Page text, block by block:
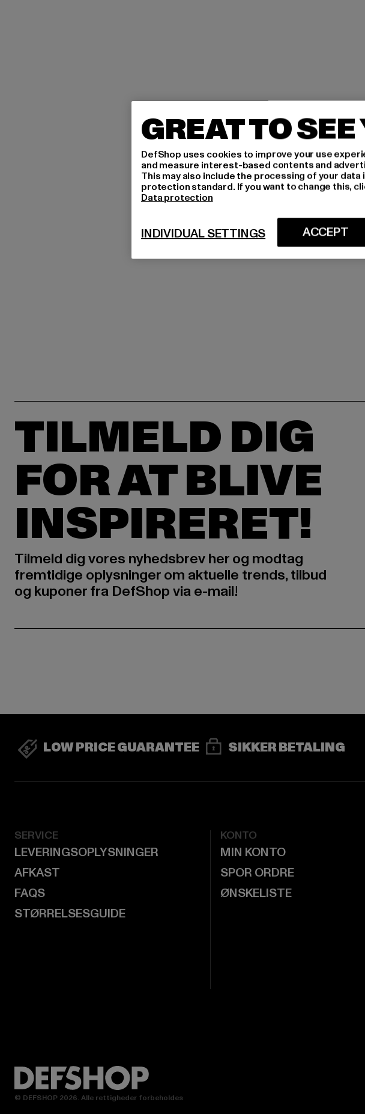
TILMELD DIG
FOR AT BLIVE
INSPIRERET!
Tilmeld dig vores nyhedsbrev her og modtag
fremtidige oplysninger om aktuelle trends, tilbud
og kuponer fra DefShop via e-mail!
LOW PRICE GUARANTEE SIKKER BETALING
SERVICE
LEVERINGSOPLYSNINGER
AFKAST
FAQS
STØRRELSESGUIDE
KONTO
MIN KONTO
SPOR ORDRE
ØNSKELISTE
© DEFSHOP 2026. Alle rettigheder forbeholdes
GREAT TO SEE
DefShop uses cookies to improve your use
and measure interest-based contents and
This may also include the processing of your
protection standard. If you want to change this,
Data protection
ACCEPT
INDIVIDUAL SETTINGS